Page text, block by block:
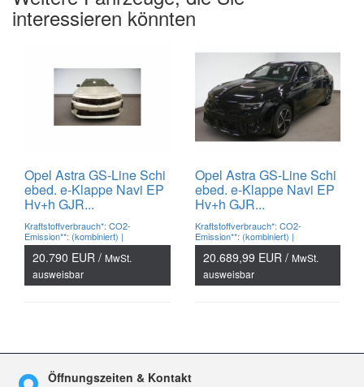
interessieren könnten
Opel Astra GS-Line Schi
ebed. e-Klappe Navi EP
Hv+h GJR...
Kraftstoffverbrauch*: CO2-
Emission**: (kombiniert) |
20.790 EUR / MwSt.
ausweisbar
Opel Astra GS-Line Schi
ebed. e-Klappe Navi EP
Hv+h GJR...
Kraftstoffverbrauch*: CO2-
Emission**: (kombiniert) |
20.689,99 EUR / MwSt.
ausweisbar
Öffnungszeiten & Kontakt